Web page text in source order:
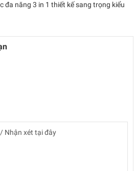
đa năng 3 in 1 thiết kế sang trọng kiểu